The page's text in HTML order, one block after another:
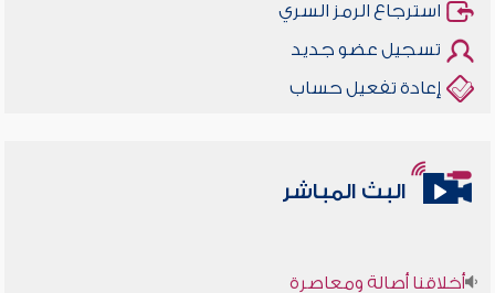
استرجاع الرمز السري
تسجيل عضو جديد
إعادة تفعيل حساب
البث المباشر
أخلاقنا أصالة ومعاصرة